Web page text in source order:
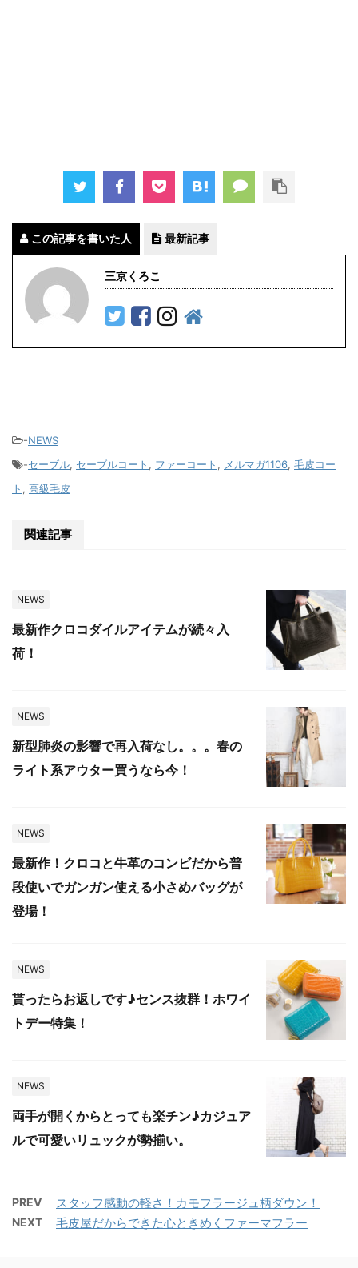
この記事を書いた人 最新記事
三京くろこ
-NEWS
-セーブル, セーブルコート , ファーコート , メルマガ1106, 毛皮コー
ト , 高級毛皮
関連記事
NEWS
最新作クロコダイルアイテムが続々入
荷！
NEWS
新型肺炎の影響で再入荷なし。。。春の
ライト系アウター買うなら今！
NEWS
最新作！クロコと牛革のコンビだから普
段使いでガンガン使える小さめバッグが
登場！
NEWS
貰ったらお返しです♪センス抜群！ホワイ
トデー特集！
NEWS
両手が開くからとっても楽チン♪カジュア
ルで可愛いリュックが勢揃い。
PREV スタッフ感動の軽さ！カモフラージュ柄ダウン！
NEXT 毛皮屋だからできた心ときめくファーマフラー